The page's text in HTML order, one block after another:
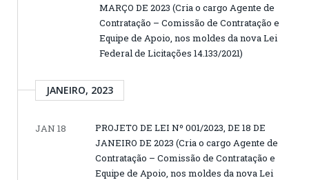
MARÇO DE 2023 (Cria o cargo Agente de
Contratação – Comissão de Contratação e
Equipe de Apoio, nos moldes da nova Lei
Federal de Licitações 14.133/2021)
JANEIRO, 2023
JAN 18
PROJETO DE LEI Nº 001/2023, DE 18 DE
JANEIRO DE 2023 (Cria o cargo Agente de
Contratação – Comissão de Contratação e
Equipe de Apoio, nos moldes da nova Lei